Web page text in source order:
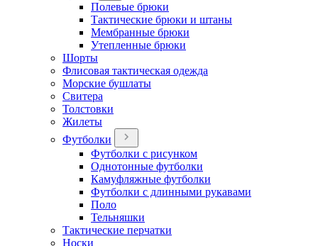
Полевые брюки
Тактические брюки и штаны
Мембранные брюки
Утепленные брюки
Шорты
Флисовая тактическая одежда
Морские бушлаты
Свитера
Толстовки
Жилеты
Футболки
Футболки с рисунком
Однотонные футболки
Камуфляжные футболки
Футболки с длинными рукавами
Поло
Тельняшки
Тактические перчатки
Носки